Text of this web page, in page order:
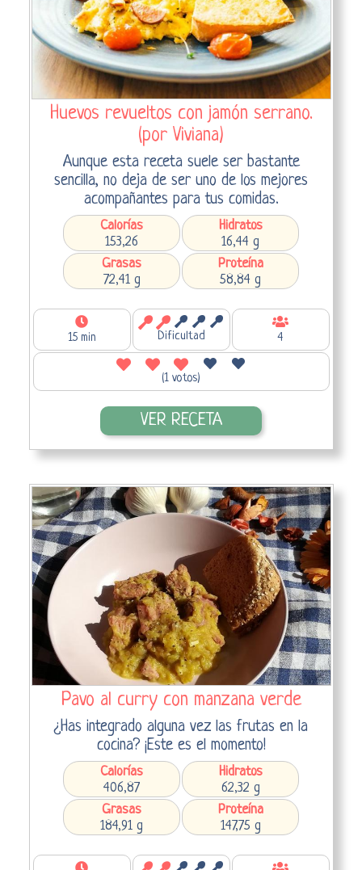
Huevos revueltos con jamón serrano.
(por Viviana)
Aunque esta receta suele ser bastante
sencilla, no deja de ser uno de los mejores
acompañantes para tus comidas.
Calorías
153,26
Hidratos
16,44 g
Grasas
72,41 g
Proteína
58,84 g
15 min Dificultad 4
(1 votos)
VER RECETA
Pavo al curry con manzana verde
¿Has integrado alguna vez las frutas en la
cocina? ¡Este es el momento!
Calorías
406,87
Hidratos
62,32 g
Grasas
184,91 g
Proteína
147,75 g